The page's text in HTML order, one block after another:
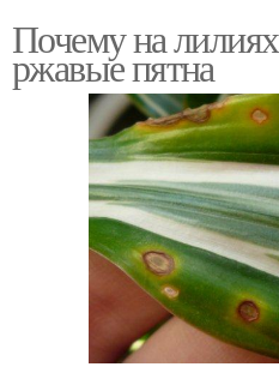
Почему на
ржавые пятна